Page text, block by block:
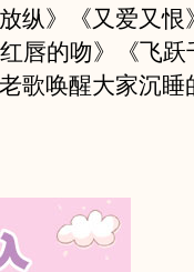
纵》《又爱又恨
唇的吻》《飞
歌唤醒大家沉睡